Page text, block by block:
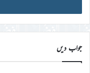
ڈی
درج
کریں
جواب دیں